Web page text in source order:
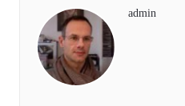
admin